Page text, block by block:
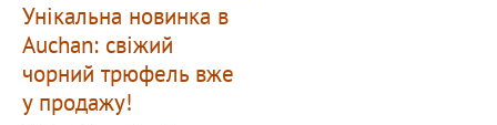
Унікальна новинка в
Auchan: свіжий
чорний трюфель вже
у продажу!